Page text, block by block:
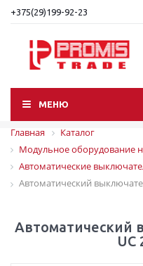
+375(29)199-92-23
МЕНЮ
Главная
Каталог
Модульное оборудование
Автоматические
Автоматический
Автоматический
UC